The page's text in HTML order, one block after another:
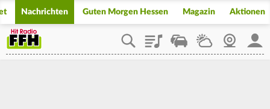
Nachrichten Guten Morgen Hessen Magazin Aktionen
PlaylistStaupilotWetterWebcam